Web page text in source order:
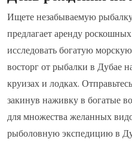
Ищете незабываемую
предлагает аренду
исследовать богатую
восторг от рыбалки в Дубае
круизах и лодках.
закинув наживку в богатые
для множества желанных
рыболовную экспедицию в